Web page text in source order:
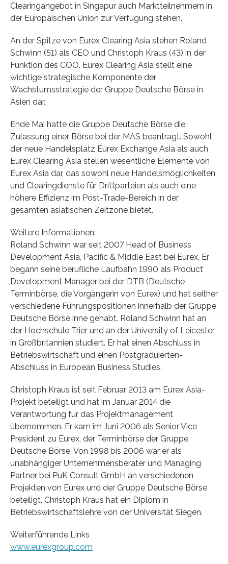
Clearingangebot in Singapur auch Marktteilnehmern in
der Europäischen Union zur Verfügung stehen.
An der Spitze von Eurex Clearing Asia stehen Roland
Schwinn (51) als CEO und Christoph Kraus (43) in der
Funktion des COO. Eurex Clearing Asia stellt eine
wichtige strategische Komponente der
Wachstumsstrategie der Gruppe Deutsche Börse in
Asien dar.
Ende Mai hatte die Gruppe Deutsche Börse die
Zulassung einer Börse bei der MAS beantragt. Sowohl
der neue Handelsplatz Eurex Exchange Asia als auch
Eurex Clearing Asia stellen wesentliche Elemente von
Eurex Asia dar, das sowohl neue Handelsmöglichkeiten
und Clearingdienste für Drittparteien als auch eine
höhere Effizienz im Post-Trade-Bereich in der
gesamten asiatischen Zeitzone bietet.
Weitere Informationen:
Roland Schwinn war seit 2007 Head of Business
Development Asia, Pacific & Middle East bei Eurex. Er
begann seine berufliche Laufbahn 1990 als Product
Development Manager bei der DTB (Deutsche
Terminbörse, die Vorgängerin von Eurex) und hat seither
verschiedene Führungspositionen innerhalb der Gruppe
Deutsche Börse inne gehabt. Roland Schwinn hat an
der Hochschule Trier und an der University of Leicester
in Großbritannien studiert. Er hat einen Abschluss in
Betriebswirtschaft und einen Postgraduierten-
Abschluss in European Business Studies.
Christoph Kraus ist seit Februar 2013 am Eurex Asia-
Projekt beteiligt und hat im Januar 2014 die
Verantwortung für das Projektmanagement
übernommen. Er kam im Juni 2006 als Senior Vice
President zu Eurex, der Terminbörse der Gruppe
Deutsche Börse. Von 1998 bis 2006 war er als
unabhängiger Unternehmensberater und Managing
Partner bei PuK Consult GmbH an verschiedenen
Projekten von Eurex und der Gruppe Deutsche Börse
beteiligt. Christoph Kraus hat ein Diplom in
Betriebswirtschaftslehre von der Universität Siegen.
Weiterführende Links
www.eurexgroup.com